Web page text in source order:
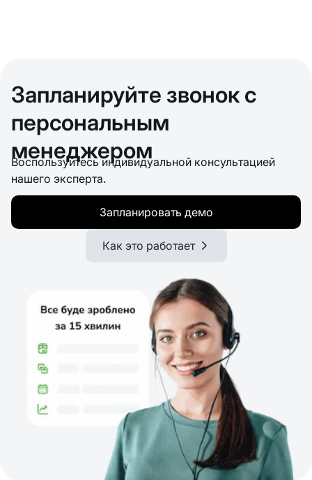
Запланируйте звонок с
персональным
менеджером
Воспользуйтесь индивидуальной консультацией
нашего эксперта.
Запланировать демо
Как это работает